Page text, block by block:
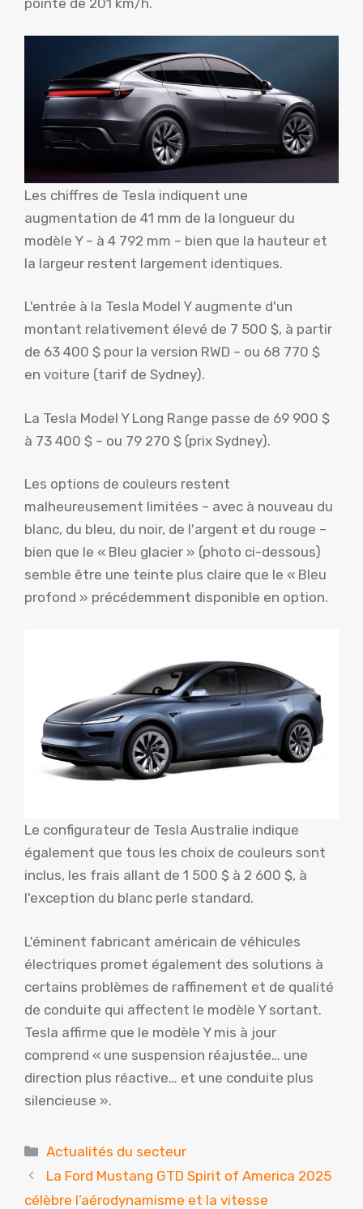
pointe de 201 km/h.
Les chiffres de Tesla indiquent une
augmentation de 41 mm de la longueur du
modèle Y – à 4 792 mm – bien que la hauteur et
la largeur restent largement identiques.
L'entrée à la Tesla Model Y augmente d'un
montant relativement élevé de 7 500 $, à partir
de 63 400 $ pour la version RWD – ou 68 770 $
en voiture (tarif de Sydney).
La Tesla Model Y Long Range passe de 69 900 $
à 73 400 $ – ou 79 270 $ (prix Sydney).
Les options de couleurs restent
malheureusement limitées – avec à nouveau du
blanc, du bleu, du noir, de l'argent et du rouge –
bien que le « Bleu glacier » (photo ci-dessous)
semble être une teinte plus claire que le « Bleu
profond » précédemment disponible en option.
Le configurateur de Tesla Australie indique
également que tous les choix de couleurs sont
inclus, les frais allant de 1 500 $ à 2 600 $, à
l'exception du blanc perle standard.
L'éminent fabricant américain de véhicules
électriques promet également des solutions à
certains problèmes de raffinement et de qualité
de conduite qui affectent le modèle Y sortant.
Tesla affirme que le modèle Y mis à jour
comprend « une suspension réajustée… une
direction plus réactive… et une conduite plus
silencieuse ».
Catégories
Actualités du secteur
La Ford Mustang GTD Spirit of America 2025
célèbre l’aérodynamisme et la vitesse